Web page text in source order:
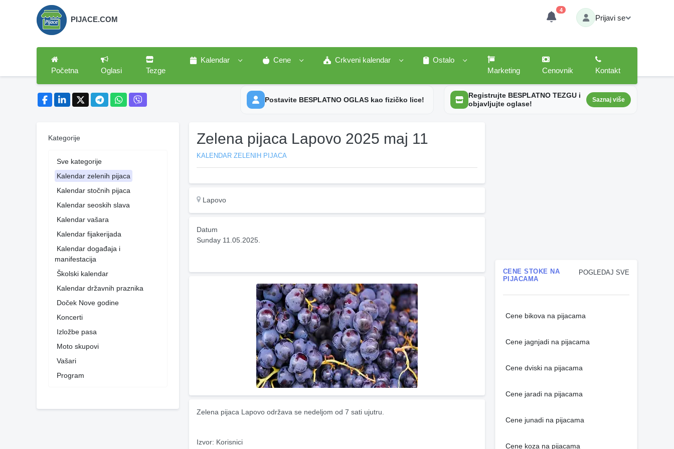
PIJACE.COM
4
Prijavi se
Početna Oglasi Tezge
Kalendar Cene Crkveni kalendar
Ostalo
Marketing
Cenovnik Kontakt
Postavite BESPLATNO OGLAS kao fizičko lice!
Registrujte BESPLATNO TEZGU i
objavljujte oglase!
Saznaj više
Kategorije
Sve kategorije
Kalendar zelenih pijaca
Kalendar stočnih pijaca
Kalendar seoskih slava
Kalendar vašara
Kalendar fijakerijada
Kalendar događaja i
manifestacija
Školski kalendar
Kalendar državnih praznika
Doček Nove godine
Koncerti
Izložbe pasa
Moto skupovi
Vašari
Program
Zelena pijaca Lapovo 2025 maj 11
KALENDAR ZELENIH PIJACA
Lapovo
Datum
Sunday 11.05.2025.
Zelena pijaca Lapovo održava se nedeljom od 7 sati ujutru.
Izvor: Korisnici
POGLEDAJ SVE
CENE STOKE NA
PIJACAMA
Cene bikova na pijacama
Cene jagnjadi na pijacama
Cene dviski na pijacama
Cene jaradi na pijacama
Cene junadi na pijacama
Cene koza na pijacama